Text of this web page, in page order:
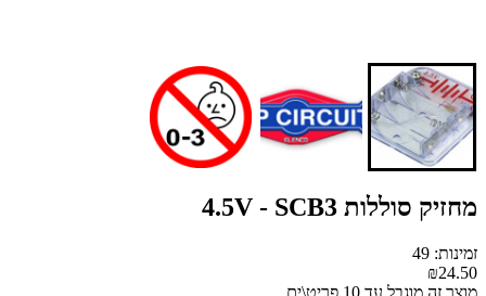
מחזיק סוללות 4.5V - SCB3
זמינות: 49
₪24.50
מוצר זה מוגבל עד 10 פריט\ים